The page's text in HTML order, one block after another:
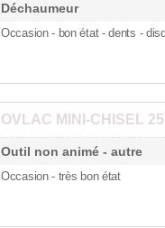
Déchaumeur
Occasion - bon état - dents -
OVLAC MINI-CHISEL
Outil non animé - autre
Occasion - très bon état